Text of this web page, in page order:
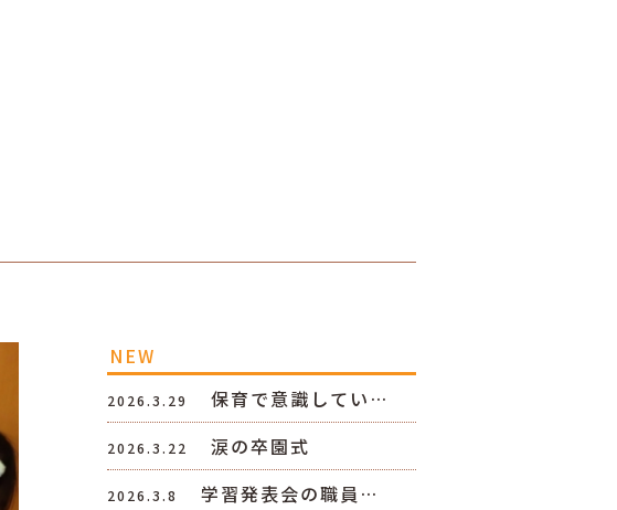
NEW
2026.3.29 保育で意識してい…
2026.3.22 涙の卒園式
2026.3.8 学習発表会の職員…